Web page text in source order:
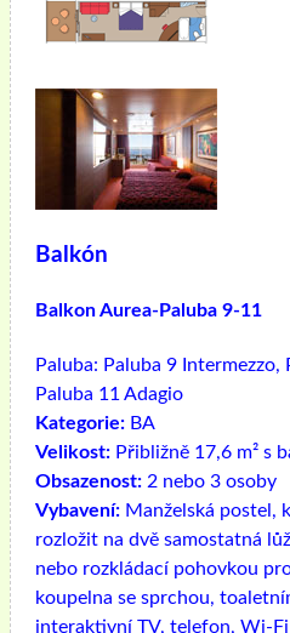
Balkón
Balkon Aurea-Paluba 9-11
Paluba: Paluba 9
Paluba 11 Adagio
Kategorie: BA
Velikost: Přibližně 17,6 m² s
Obsazenost: 2 nebo 3 osoby
Vybavení: Manželská postel,
rozložit na dvě samostatná
nebo rozkládací pohovkou
koupelna se sprchou,
interaktivní TV, telefon, Wi-